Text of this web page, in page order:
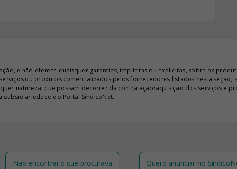
e não oferece quaisquer garantias, implícitas ou explicitas, sobre os
ou produtos comercializados pelos fornecedores listados nesta
natureza, que possam decorrer da contratação/aquisição dos serviços e
do Portal SíndicoNet.
Não encontrei o que procurava Quero anunciar no